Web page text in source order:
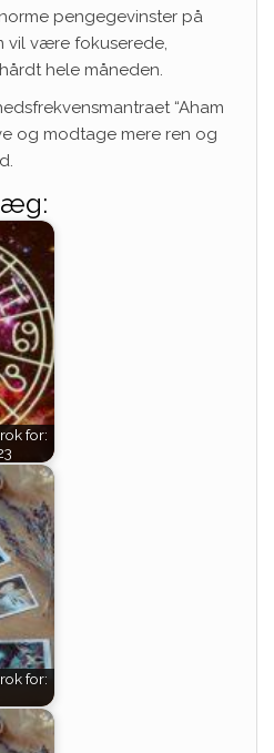
pengegevinster på
vil være fokuserede,
hele måneden.
“Aham
og modtage mere ren og
for:
for: